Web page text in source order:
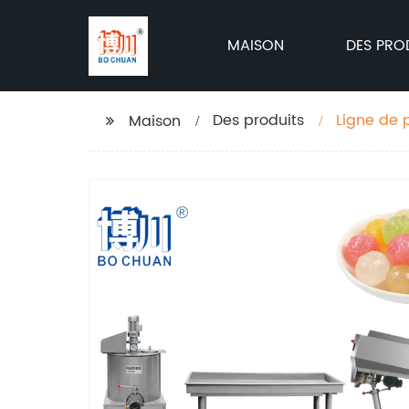
MAISON DES
Maison Des produits Ligne de